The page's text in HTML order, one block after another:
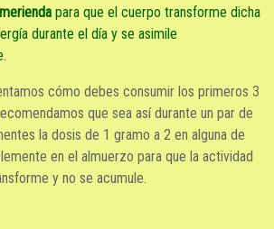
para que el cuerpo transforme dicha
durante el día y se asimile
cómo debes consumir los primeros 3
que sea así durante un par de
la dosis de 1 gramo a 2 en alguna de
en el almuerzo para que la actividad
y no se acumule.